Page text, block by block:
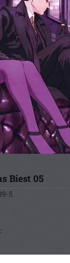
Biest 05
5